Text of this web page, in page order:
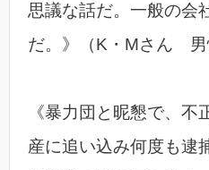
思議な話だ。一般の会
だ。》（K・Mさん 男
《暴力団と昵懇で、不
産に追い込み何度も逮